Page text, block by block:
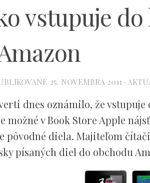
vstupuje
25. NOVEMBRA 2011 ·
dnes oznámilo, že
možné v Book Store Apple
pôvodné diela. Majiteľom
písaných diel do obchodu